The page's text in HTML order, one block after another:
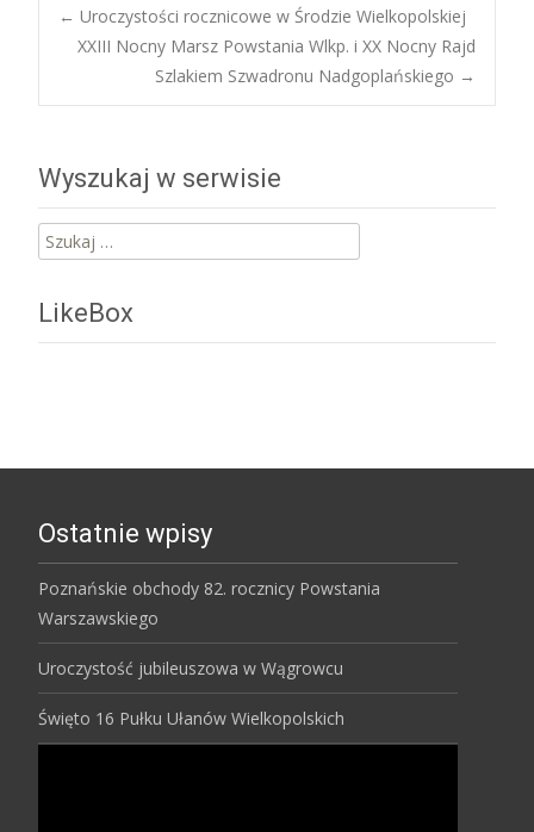
Post
navigation
← Uroczystości rocznicowe w Środzie Wielkopolskiej
XXIII Nocny Marsz Powstania Wlkp. i XX Nocny Rajd
Szlakiem Szwadronu Nadgoplańskiego →
Wyszukaj w serwisie
Szukaj:
LikeBox
Ostatnie wpisy
Poznańskie obchody 82. rocznicy Powstania
Warszawskiego
Uroczystość jubileuszowa w Wągrowcu
Święto 16 Pułku Ułanów Wielkopolskich